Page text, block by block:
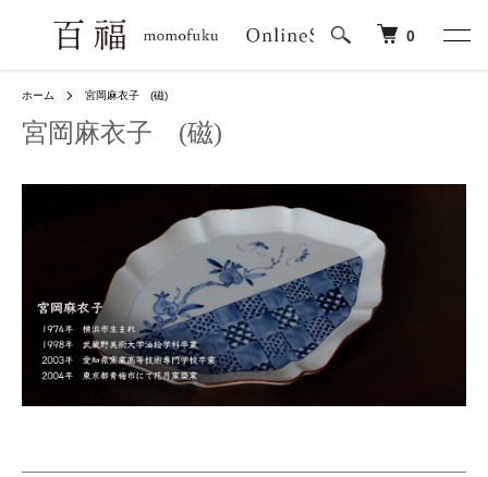
0
ホーム 宮岡麻衣子 (磁)
宮岡麻衣子 (磁)